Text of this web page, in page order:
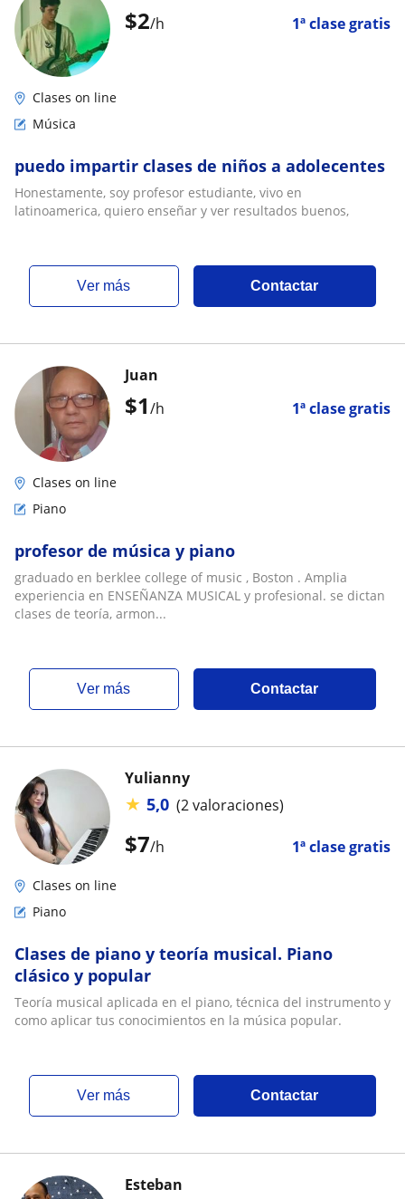
$2/h 1ª clase gratis
Clases on line
Música
puedo impartir clases de niños a adolecentes
Honestamente, soy profesor estudiante, vivo en
latinoamerica, quiero enseñar y ver resultados buenos,
ver más Contactar
$1/h 1ª clase gratis
Juan
Clases on line
Piano
profesor de música y piano
graduado en berklee college of music , Boston . Amplia
experiencia en ENSEÑANZA MUSICAL y profesional. se dictan
clases de teoría, armon...
ver más Contactar
$7/h 1ª clase gratis
Yulianny
★ 5,0 (2 valoraciones)
Clases on line
Piano
Clases de piano y teoría musical. Piano
clásico y popular
Teoría musical aplicada en el piano, técnica del instrumento y
como aplicar tus conocimientos en la música popular.
ver más Contactar
Esteban